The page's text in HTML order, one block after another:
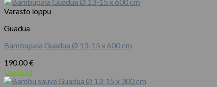
Varasto loppu
Guadua
Bambupala Guadua Ø 13-15 x 600 cm
190.00€
Lue lisää